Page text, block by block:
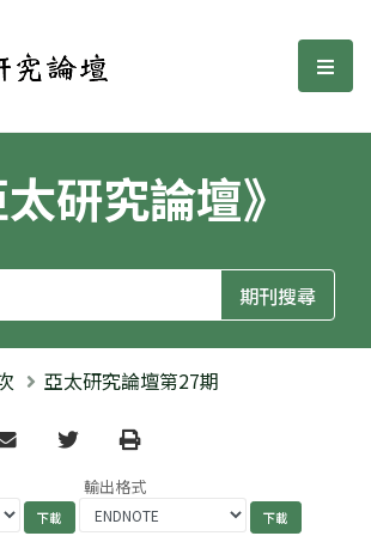
壇 選
太研究論壇》
亞太研究論壇第27期
TwitterPrint
輸出格式